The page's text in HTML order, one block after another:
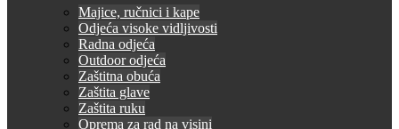
Majice, ručnici i kape
Odjeća visoke vidljivosti
Radna odjeća
Outdoor odjeća
Zaštitna obuća
Zaštita glave
Zaštita ruku
Oprema za rad na visini